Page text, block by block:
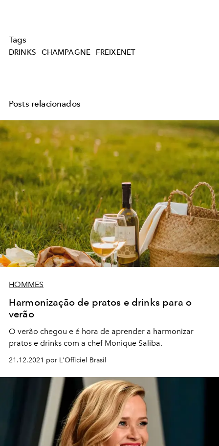
Tags
DRINKS CHAMPAGNE FREIXENET
Posts relacionados
HOMMES
Harmonização de pratos e drinks para o
verão
O verão chegou e é hora de aprender a harmonizar
pratos e drinks com a chef Monique Saliba.
21.12.2021 por L'Officiel Brasil